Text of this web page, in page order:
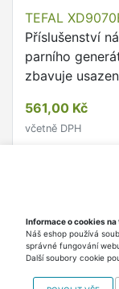
TEFAL
Příslušenství
parního
zbavuje
561,00 Kč
včetně DPH
Nahoru
Informace o cookies
Náš eshop používá
správné fungování
Další soubory cookie